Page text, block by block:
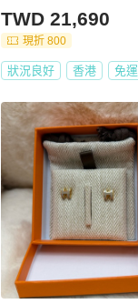
TWD 21,690
現折 800
狀況良好 香港 免運